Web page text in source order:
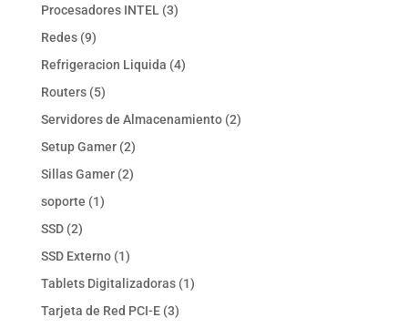
Procesadores INTEL 33
Redes 99
productos
Refrigeracion Liquida 44
Routers 55
productos
Servidores de Almacenamiento 22
Setup Gamer 22
productos
Sillas Gamer 22
soporte 11
SSD 22
productos
SSD Externo 11
producto
Tablets Digitalizadoras 11
Tarjeta de Red PCI-E 33